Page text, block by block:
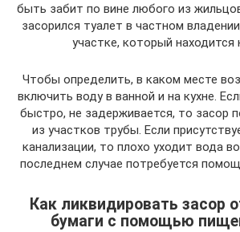
быть забит по вине любого из
засорился туалет в частном
участке, который находится
Чтобы определить, в каком месте
включить воду в ванной и на кухне.
быстро, не задерживается, то засор
из участков трубы. Если
канализации, то плохо уходит вода
последнем случае потребуется
Как ликвидировать засор
бумаги с помощью